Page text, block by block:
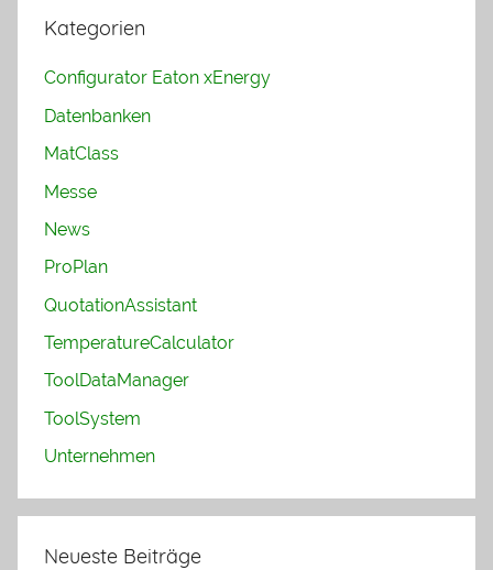
Kategorien
Configurator Eaton xEnergy
Datenbanken
MatClass
Messe
News
ProPlan
QuotationAssistant
TemperatureCalculator
ToolDataManager
ToolSystem
Unternehmen
Neueste Beiträge